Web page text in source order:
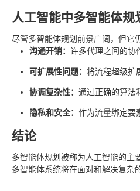
人工智能中多智能体规
尽管多智能体规划前景广阔，但它
沟通开销： 许多代理之间的协
可扩展性问题： 将流程超级扩
协调复杂性： 通过正确的算法
隐私和安全： 作为流量绑定要
结论
多智能体规划被称为人工智能的主
多智能体系统将在面对和解决复杂